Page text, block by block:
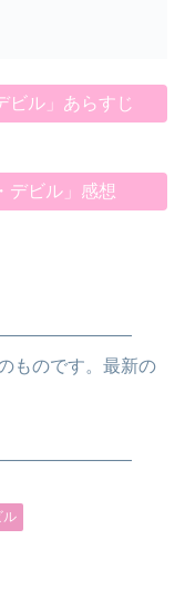
ビル」あらすじ
デビル」感想
ものです。最新の
ル